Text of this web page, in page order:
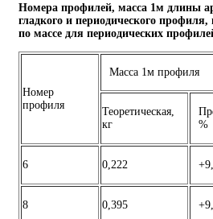
Номера профилей, масса 1м длины
гладкого и периодического
по массе для периодических
Номер
профиля
Масса 1м профиля
Теоретическая,
кг
%
6 0,222
8 0,395